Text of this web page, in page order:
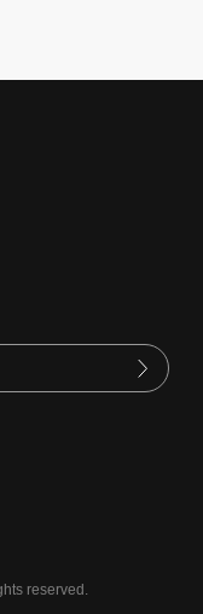
reserved.